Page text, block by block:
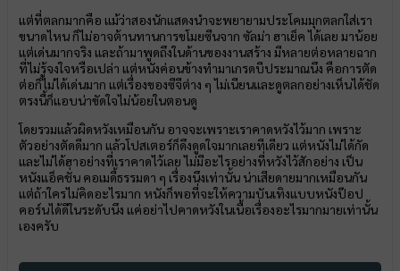
แต่ที่ตลกมากคือ แม้ว่าสองนักแสดงนำจะพยายามประโคมมุกตลกใส่เรา
ขนาดไหน ก็ไม่อาจต้านทานการขโมยซีนจาก ซัลม่า ฮาเย็ค ได้เลย มาน้อย
แต่เด่นมากจริง และถ้ามาพูดถึงในด้านของงานสร้าง มีหลายต่อหลายฉาก
ที่ไม่รู้จงใจหรือเปล่า แต่หนังค่อนข้างทำมาเกรดบีประมาณนึง คือการตัด
ต่อก็ไม่ได้เด่นมาก แต่เรื่องของซีจีต่าง ๆ ไม่เนียนและดูตลกอย่างเห็นได้ชัด
ตรงนี้ก็แอบน่าขัดใจไม่น้อยในตอนดู
โดยรวมแล้วผิดหวังเหมือนกัน อาจจะเพราะเราคาดหวังไว้มาก เพราะ
ตัวอย่างตัดดีมาก แล้วโปสเตอร์ก็ดึงดูดใจมากเลยทีเดียว แต่หนังไม่ได้กัด
และไม่ได้ฮาอย่างที่เราคาดไว้เลย ไม่มีอะไรอย่างที่หวังไว้สักอย่าง เป็น
หนังแอ็คชั่น คอเมดี้ธรรมดา ๆ เรื่องนึงเท่านั้น น่าเสียดายมากเหมือนกัน
แต่ถ้าใครไม่คิดอะไรมาก หนังก็พอที่จะให้ความบันเทิงแบบหนังป๊อป
คอร์นได้ดีในระดับนึง แค่อย่าไปคาดหวังในเนื้อเรื่องอะไรมากมายเท่านั้น
เองครับ